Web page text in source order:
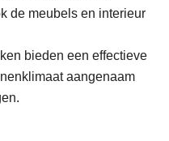
de meubels en interieur
bieden een effectieve
aangenaam